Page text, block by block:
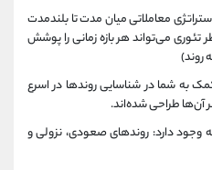
معاملاتی میان مدت تا بلندمدت
تئوری می‌تواند هر بازه زمانی را پوشش
روند)
به شما در شناسایی روندها در اسرع
آن‌ها طراحی شده‌اند.
وجود دارد: روندهای صعودی، نزولی و